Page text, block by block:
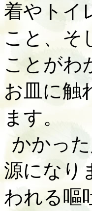
着やトイ
こと、そ
ことがわ
お皿に触
ます。
かかっ
源になり
われる嘔